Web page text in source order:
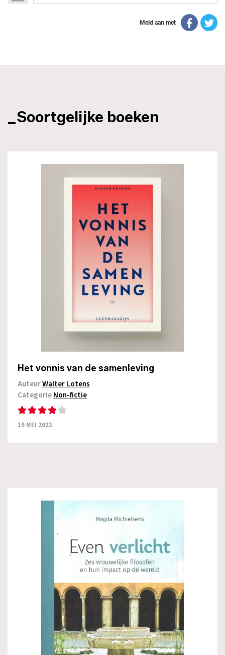
_Soortgelijke boeken
Het vonnis van de samenleving
AuteurWalter Lotens
CategorieNon-fictie
19 MEI 2023